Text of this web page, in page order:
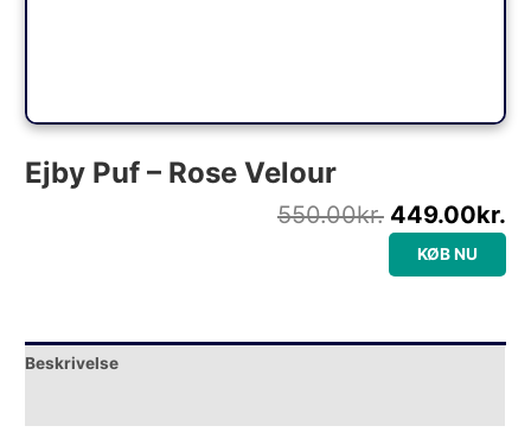
Ejby Puf – Rose Velour
550.00kr. 449.00kr.
KØB NU
Beskrivelse